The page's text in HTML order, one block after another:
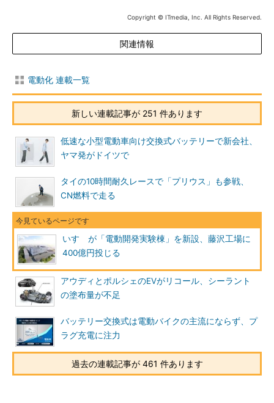
Copyright © ITmedia, Inc. All Rights Reserved.
関連情報
電動化 連載一覧
新しい連載記事が 251 件あります
低速な小型電動車向け交換式バッテリーで新会社、
ヤマ発がドイツで
タイの10時間耐久レースで「プリウス」も参戦、
CN燃料で走る
いすゞが「電動開発実験棟」を新設、藤沢工場に
400億円投じる
アウディとポルシェのEVがリコール、シーラント
の塗布量が不足
バッテリー交換式は電動バイクの主流にならず、プ
ラグ充電に注力
過去の連載記事が 461 件あります